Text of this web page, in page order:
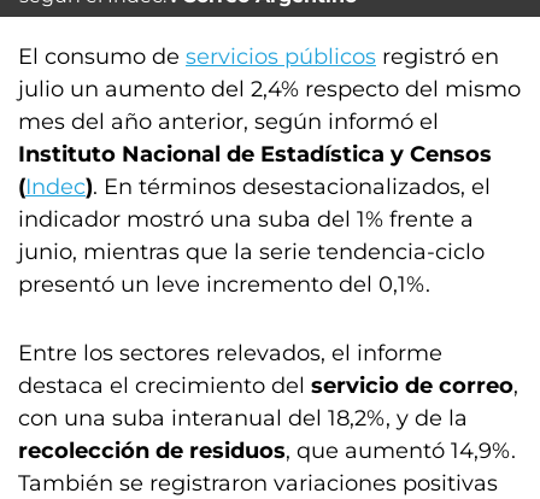
El consumo de servicios públicos registró en
julio un aumento del 2,4% respecto del mismo
mes del año anterior, según informó el
Instituto Nacional de Estadística y Censos
(Indec). En términos desestacionalizados, el
indicador mostró una suba del 1% frente a
junio, mientras que la serie tendencia-ciclo
presentó un leve incremento del 0,1%.
Entre los sectores relevados, el informe
destaca el crecimiento del servicio de correo,
con una suba interanual del 18,2%, y de la
recolección de residuos, que aumentó 14,9%.
También se registraron variaciones positivas